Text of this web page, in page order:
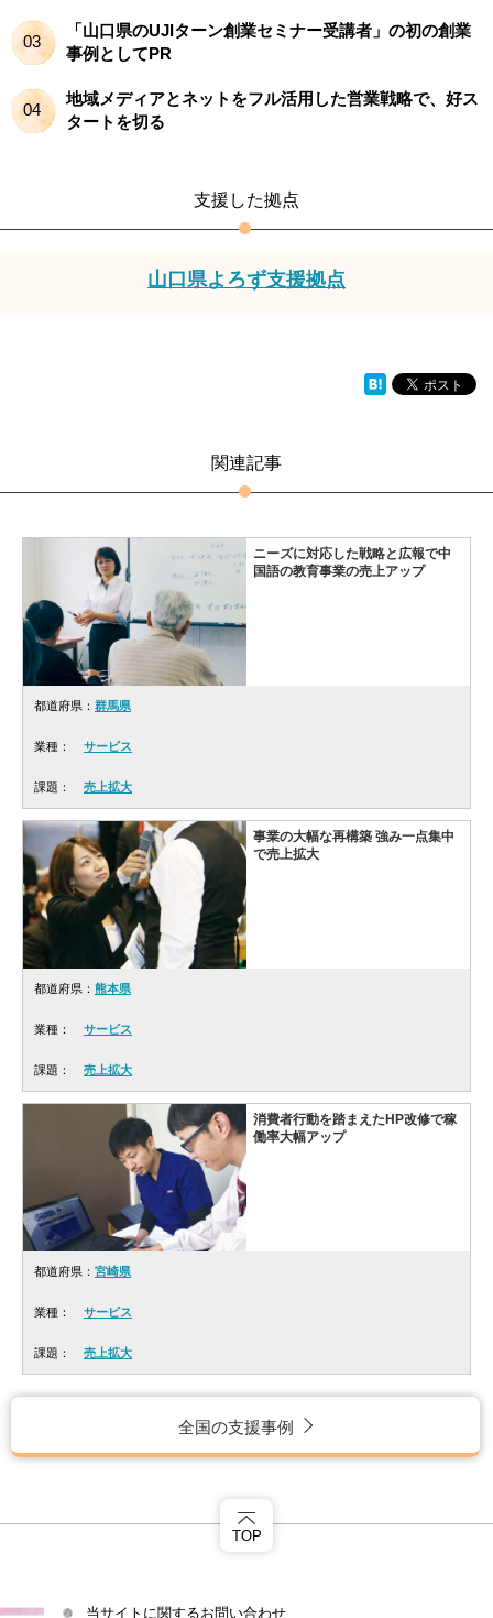
03
「山口県のUJIターン創業セミナー受講者」の初の創業
事例としてPR
04
地域メディアとネットをフル活用した営業戦略で、好ス
タートを切る
支援した拠点
山口県よろず支援拠点
関連記事
ニーズに対応した戦略と広報で中
国語の教育事業の売上アップ
都道府県： 群馬県
業種： サービス
課題： 売上拡大
事業の大幅な再構築 強み一点集中
で売上拡大
都道府県： 熊本県
業種： サービス
課題： 売上拡大
消費者行動を踏まえたHP改修で稼
働率大幅アップ
都道府県： 宮崎県
業種： サービス
課題： 売上拡大
全国の支援事例
当サイトに関するお問い合わせ
TOP